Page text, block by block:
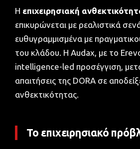
Η επιχειρησιακή
επικυρώνεται με ρεαλιστικά
ευθυγραμμισμένα με
του κλάδου. Η Audax, με το
intelligence-led προσέγγιση,
απαιτήσεις της DORA σε
ανθεκτικότητας.
Το επιχειρησιακό